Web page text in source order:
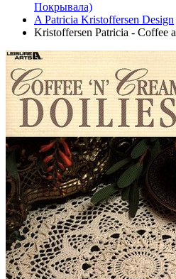
Покрывала)
A Patricia Kristoffersen Design
Kristoffersen Patricia - Coffee